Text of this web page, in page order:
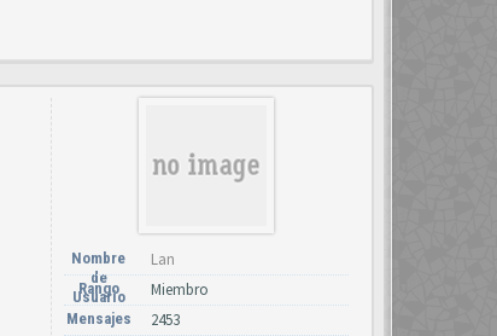
Nombre
de
Usuario
Lan
Rango Miembro
Mensajes 2453